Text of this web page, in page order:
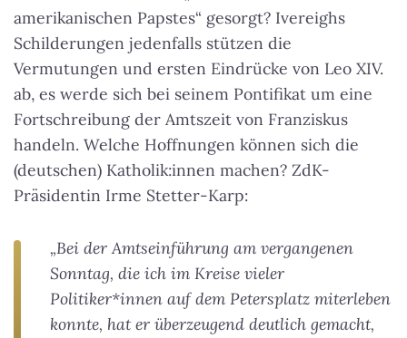
amerikanischen Papstes“ gesorgt? Ivereighs
Schilderungen jedenfalls stützen die
Vermutungen und ersten Eindrücke von Leo XIV.
ab, es werde sich bei seinem Pontifikat um eine
Fortschreibung der Amtszeit von Franziskus
handeln. Welche Hoffnungen können sich die
(deutschen) Katholik:innen machen? ZdK-
Präsidentin Irme Stetter-Karp:
„Bei der Amtseinführung am vergangenen
Sonntag, die ich im Kreise vieler
Politiker*innen auf dem Petersplatz miterleben
konnte, hat er überzeugend deutlich gemacht,